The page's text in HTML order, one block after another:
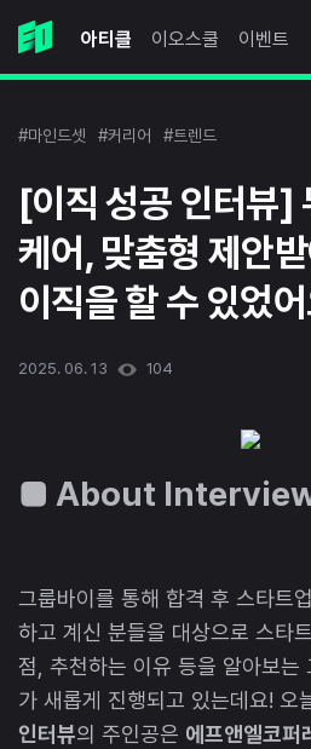
아티클 이오스쿨 이벤트
#마인드셋 #커리어 #트렌드
[이직 성공 인터뷰]
케어, 맞춤형 제안
이직을 할 수 있었
2025. 06. 13 104
■ About
그룹바이를 통해 합격 후 스타트
하고 계신 분들을 대상으로 스타
점, 추천하는 이유 등을 알아보는
가 새롭게 진행되고 있는데요! 오
인터뷰의 주인공은 에프앤엘코퍼